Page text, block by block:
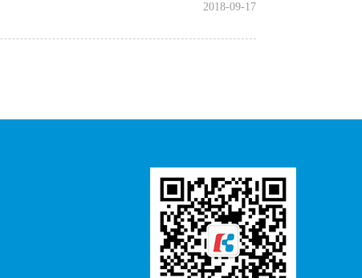
2018-09-17